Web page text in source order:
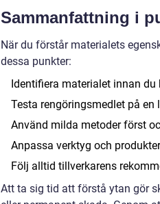
Sammanfattning i
När du förstår materialets
dessa punkter:
Identifiera materialet innan du
Testa rengöringsmedlet på en
Använd milda metoder först
Anpassa verktyg och
Följ alltid tillverkarens
Att ta sig tid att förstå ytan gör